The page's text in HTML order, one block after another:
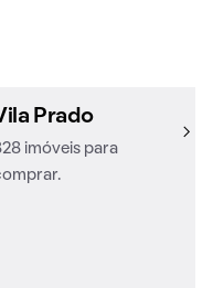
Prado
imóveis para